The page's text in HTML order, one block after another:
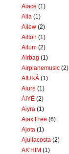
Aiace (1)
Aila (1)
Ailew (2)
Ailton (1)
Ailum (2)
Airbag (1)
Airplanemusic (2)
AIUKÁ (1)
Aiure (1)
ÀIYÉ (2)
Aiyra (1)
Ajax Free (6)
Ajota (1)
Ajuliacosta (2)
AK'HIM (1)